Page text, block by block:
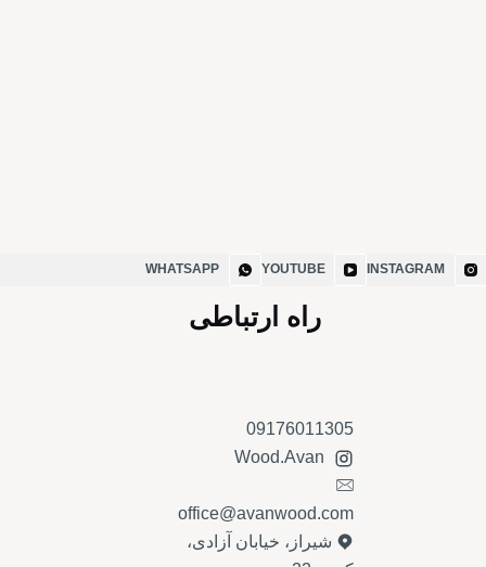
INSTAGRAM
YOUTUBE
WHATSAPP
راه ارتباطی
09176011305
Wood.Avan
office@avanwood.com
شیراز، خیابان آزادی،